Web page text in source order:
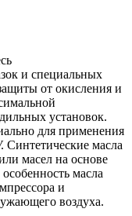
и специальных
от окисления и
установок.
для применения
масла
масел на основе
масла
и
воздуха.